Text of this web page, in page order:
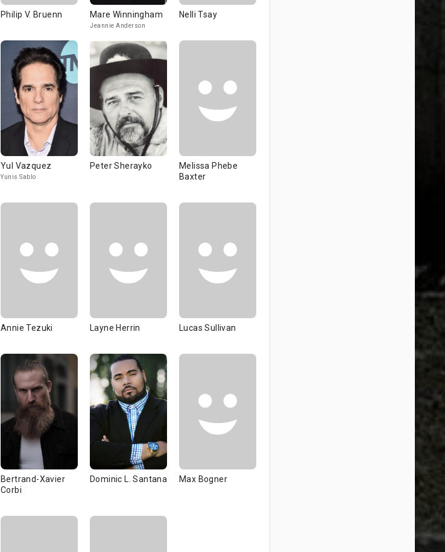
Philip V. Bruenn Mare Winningham
Jeannie Anderson
Nelli Tsay
Yul Vazquez
Yunis Sablo
Peter Sherayko
Melissa Phebe
Baxter
Annie Tezuki Layne Herrin Lucas Sullivan
Bertrand-Xavier
Corbi
Dominic L. Santana Max Bogner